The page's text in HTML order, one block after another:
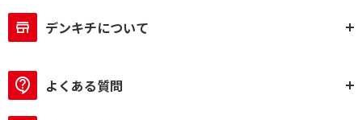
デンキチについて
よくある質問